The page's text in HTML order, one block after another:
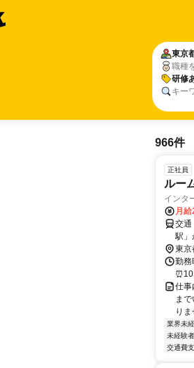
東京
職種
研修
キー
966件
正社員
ルー
インタ
月
交通
駅」
東京
勤務
仕事
ま
り
業界未
未経験
交通費